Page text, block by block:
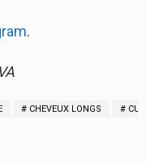
.
CHEVEUX LONGS